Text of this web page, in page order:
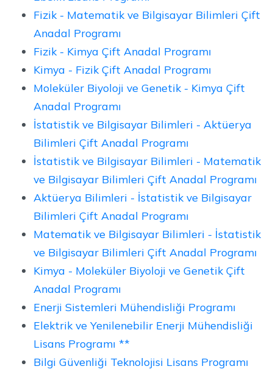
Fizik - Matematik ve Bilgisayar Bilimleri Çift
Anadal Programı
Fizik - Kimya Çift Anadal Programı
Kimya - Fizik Çift Anadal Programı
Moleküler Biyoloji ve Genetik - Kimya Çift
Anadal Programı
İstatistik ve Bilgisayar Bilimleri - Aktüerya
Bilimleri Çift Anadal Programı
İstatistik ve Bilgisayar Bilimleri - Matematik
ve Bilgisayar Bilimleri Çift Anadal Programı
Aktüerya Bilimleri - İstatistik ve Bilgisayar
Bilimleri Çift Anadal Programı
Matematik ve Bilgisayar Bilimleri - İstatistik
ve Bilgisayar Bilimleri Çift Anadal Programı
Kimya - Moleküler Biyoloji ve Genetik Çift
Anadal Programı
Enerji Sistemleri Mühendisliği Programı
Elektrik ve Yenilenebilir Enerji Mühendisliği
Lisans Programı **
Bilgi Güvenliği Teknolojisi Lisans Programı